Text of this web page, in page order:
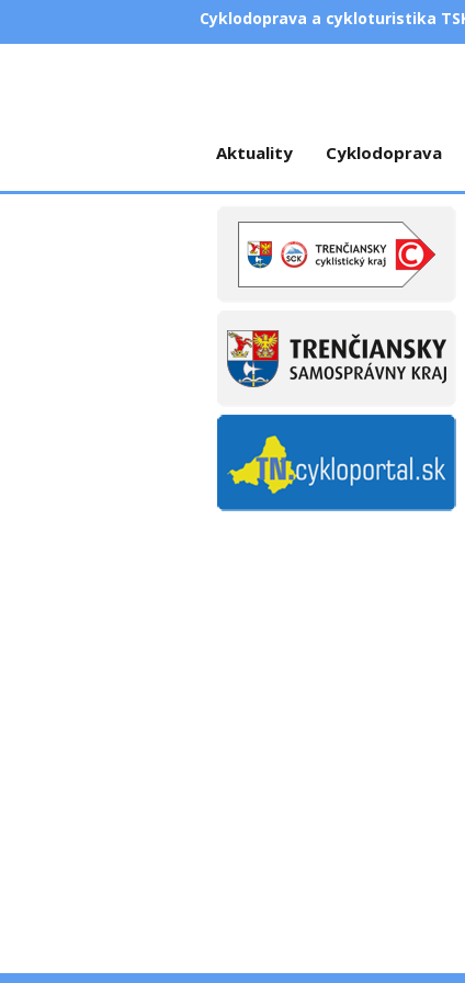
Cyklodoprava a cykloturistika
Aktuality Cyklodoprava